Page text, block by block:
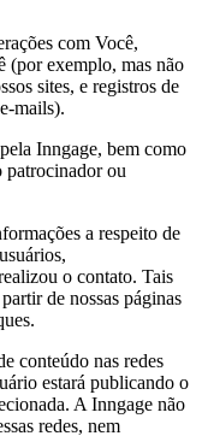
com Você,
(por exemplo, mas não
sites, e registros de
mails).
Inngage, bem como
patrocinador ou
a respeito de
o contato. Tais
de nossas páginas
conteúdo nas redes
estará publicando o
A Inngage não
redes, nem